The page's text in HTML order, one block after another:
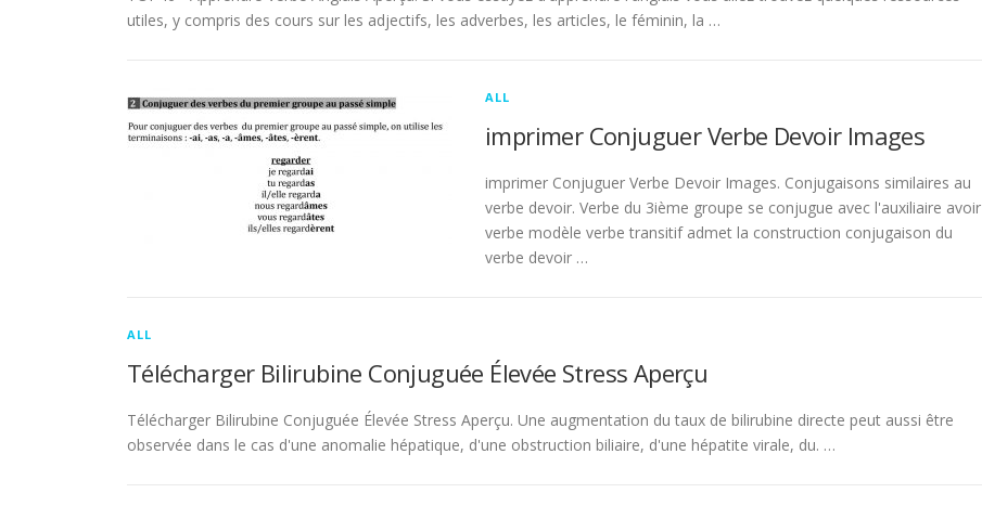
utiles, y compris des cours sur les adjectifs, les adverbes, les articles, le féminin, la …
ALL
imprimer Conjuguer Verbe Devoir Images
imprimer Conjuguer Verbe Devoir Images. Conjugaisons similaires au
verbe devoir. Verbe du 3ième groupe se conjugue avec l'auxiliaire avoir
verbe modèle verbe transitif admet la construction conjugaison du
verbe devoir …
ALL
Télécharger Bilirubine Conjuguée Élevée Stress Aperçu
Télécharger Bilirubine Conjuguée Élevée Stress Aperçu. Une augmentation du taux de bilirubine directe peut aussi être
observée dans le cas d'une anomalie hépatique, d'une obstruction biliaire, d'une hépatite virale, du. …